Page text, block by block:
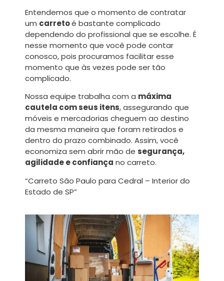
Entendemos que o momento de contratar
um carretoé bastante complicado
dependendo do profissional que se escolhe. É
nesse momento que você pode contar
conosco, pois procuramos facilitar esse
momento que às vezes pode ser tão
complicado.
Nossa equipe trabalha com a máxima
cautela com seus itens, assegurando que
móveis e mercadorias cheguem ao destino
da mesma maneira que foram retirados e
dentro do prazo combinado. Assim, você
economiza sem abrir mão de segurança,
agilidade e confiança no carreto.
“Carreto São Paulo para Cedral – Interior do
Estado de SP”